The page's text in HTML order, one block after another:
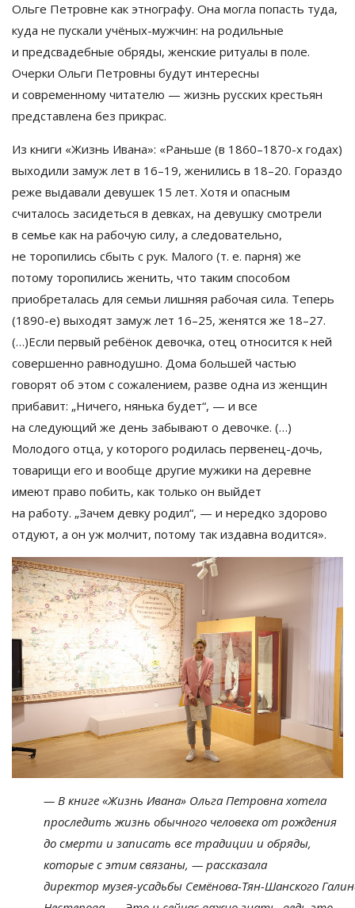
Ольге Петровне как этнографу. Она могла попасть туда,
куда не пускали учёных-мужчин: на родильные
и предсвадебные обряды, женские ритуалы в поле.
Очерки Ольги Петровны будут интересны
и современному читателю — жизнь русских крестьян
представлена без прикрас.
Из книги «Жизнь Ивана»: «Раньше (в 1860–1870-х годах)
выходили замуж лет в 16–19, женились в 18–20. Гораздо
реже выдавали девушек 15 лет. Хотя и опасным
считалось засидеться в девках, на девушку смотрели
в семье как на рабочую силу, а следовательно,
не торопились сбыть с рук. Малого (т. е. парня) же
потому торопились женить, что таким способом
приобреталась для семьи лишняя рабочая сила. Теперь
(1890-е) выходят замуж лет 16–25, женятся же 18–27.
(…)Если первый ребёнок девочка, отец относится к ней
совершенно равнодушно. Дома большей частью
говорят об этом с сожалением, разве одна из женщин
прибавит: „Ничего, нянька будет“, — и все
на следующий же день забывают о девочке. (…)
Молодого отца, у которого родилась первенец-дочь,
товарищи его и вообще другие мужики на деревне
имеют право побить, как только он выйдет
на работу. „Зачем девку родил“, — и нередко здорово
отдуют, а он уж молчит, потому так издавна водится».
— В книге «Жизнь Ивана» Ольга Петровна хотела
проследить жизнь обычного человека от рождения
до смерти и записать все традиции и обряды,
которые с этим связаны, — рассказала
директор музея-усадьбы Семёнова-Тян-Шанского